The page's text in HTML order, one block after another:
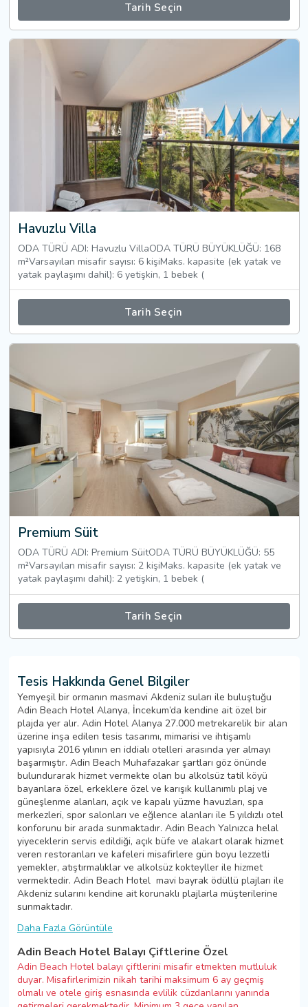
Tarih Seçin
Havuzlu Villa
ODA TÜRÜ ADI: Havuzlu VillaODA TÜRÜ BÜYÜKLÜĞÜ: 168
m²Varsayılan misafir sayısı: 6 kişiMaks. kapasite (ek yatak ve
yatak paylaşımı dahil): 6 yetişkin, 1 bebek (
Tarih Seçin
Premium Süit
ODA TÜRÜ ADI: Premium SüitODA TÜRÜ BÜYÜKLÜĞÜ: 55
m²Varsayılan misafir sayısı: 2 kişiMaks. kapasite (ek yatak ve
yatak paylaşımı dahil): 2 yetişkin, 1 bebek (
Tarih Seçin
Tesis Hakkında Genel Bilgiler
Yemyeşil bir ormanın masmavi Akdeniz suları ile buluştuğu
Adin Beach Hotel Alanya, İncekum’da kendine ait özel bir
plajda yer alır. Adin Hotel Alanya 27.000 metrekarelik bir alan
üzerine inşa edilen tesis tasarımı, mimarisi ve ihtişamlı
yapısıyla 2016 yılının en iddialı otelleri arasında yer almayı
başarmıştır. Adin Beach Muhafazakar şartları göz önünde
bulundurarak hizmet vermekte olan bu alkolsüz tatil köyü
bayanlara özel, erkeklere özel ve karışık kullanımlı plaj ve
güneşlenme alanları, açık ve kapalı yüzme havuzları, spa
merkezleri, spor salonları ve eğlence alanları ile 5 yıldızlı otel
konforunu bir arada sunmaktadır. Adin Beach Yalnızca helal
yiyeceklerin servis edildiği, açık büfe ve alakart olarak hizmet
veren restoranları ve kafeleri misafirlere gün boyu lezzetli
yemekler, atıştırmalıklar ve alkolsüz kokteyller ile hizmet
vermektedir. Adin Beach Hotel mavi bayrak ödüllü plajları ile
Akdeniz sularını kendine ait korunaklı plajlarla müşterilerine
sunmaktadır.
Daha Fazla Görüntüle
Adin Beach Hotel Balayı Çiftlerine Özel
Adin Beach Hotel balayı çiftlerini misafir etmekten mutluluk
duyar. Misafirlerimizin nikah tarihi maksimum 6 ay geçmiş
olmalı ve otele giriş esnasında evlilik cüzdanlarını yanında